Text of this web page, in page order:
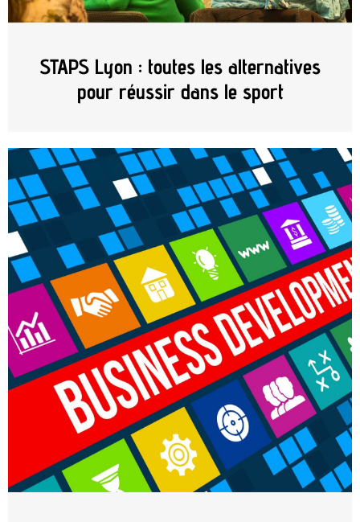
STAPS Lyon : toutes les alternatives
pour réussir dans le sport